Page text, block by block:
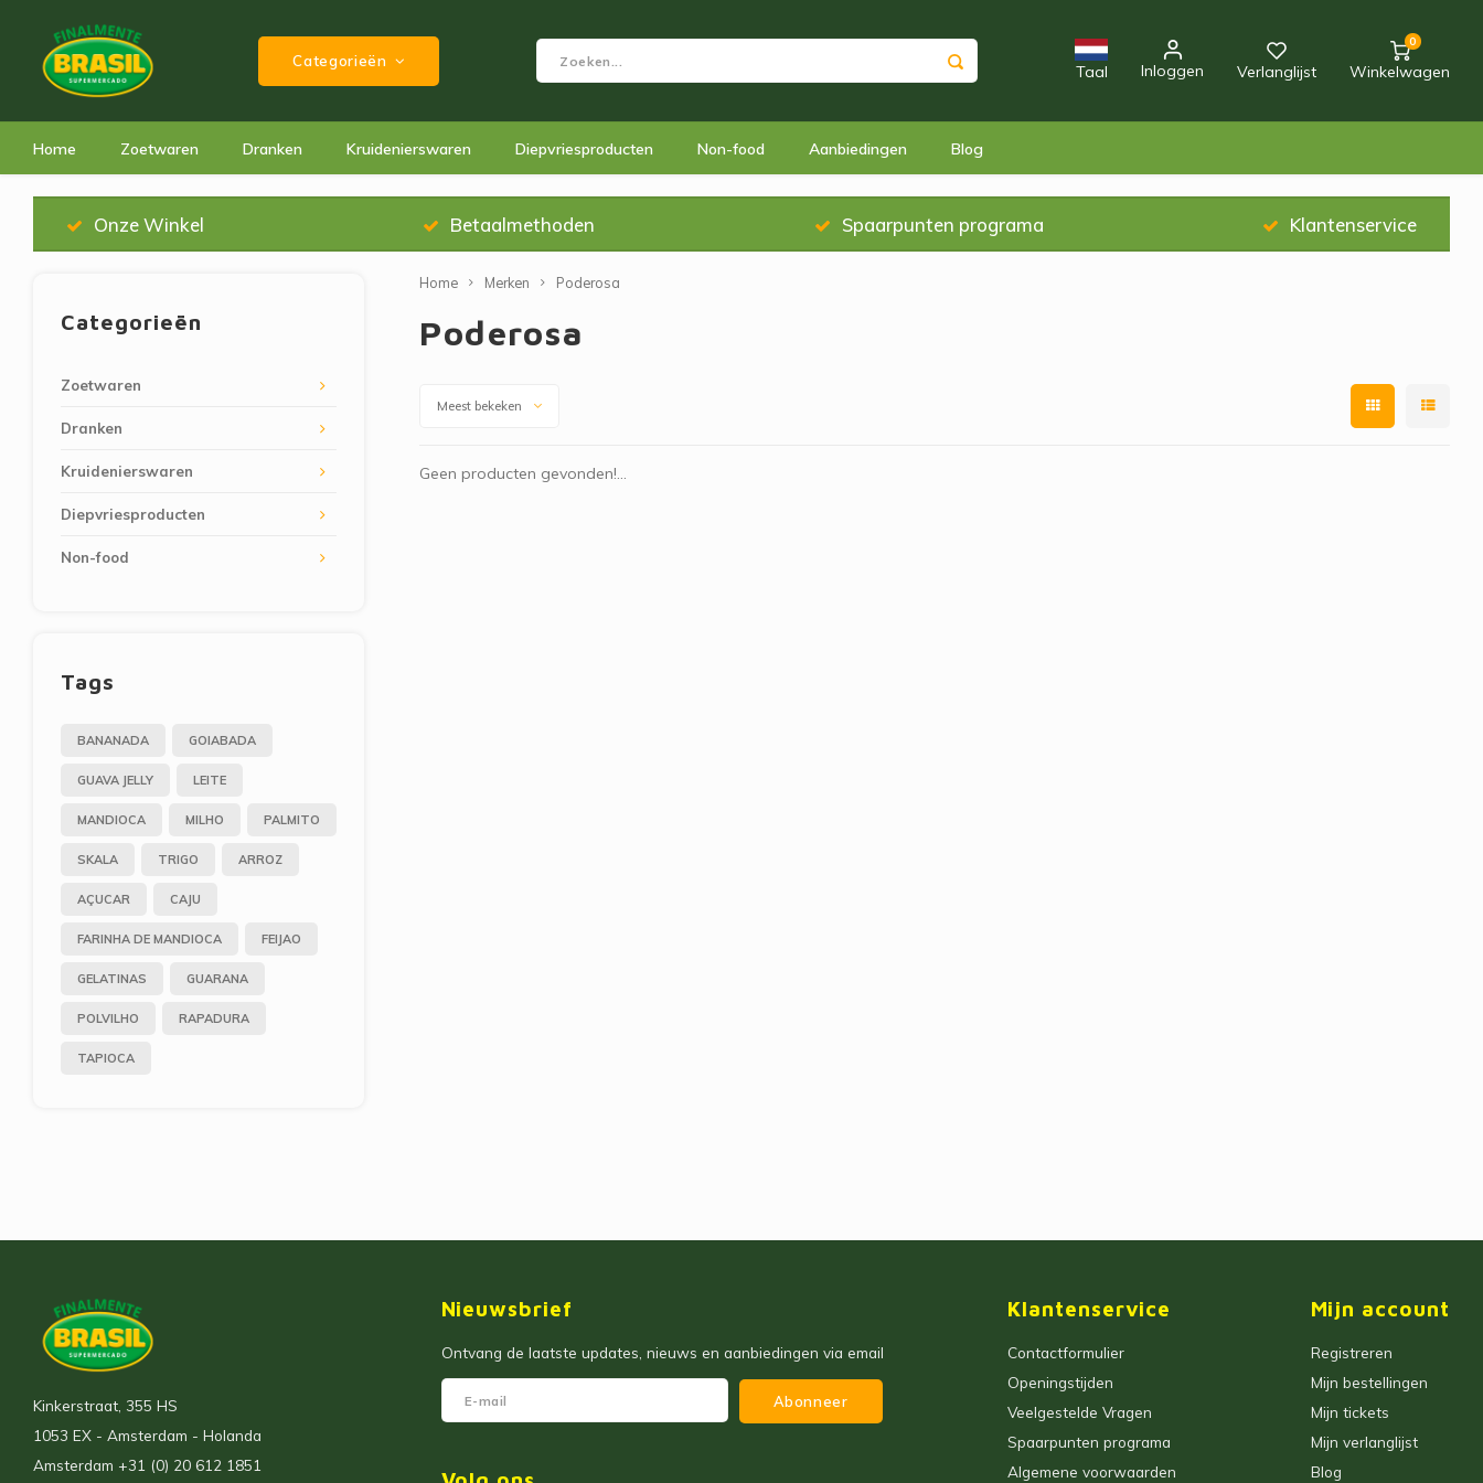
Categorieën
Taal Inloggen Verlanglijst
0
Winkelwagen
Home Zoetwaren Dranken Kruidenierswaren Diepvriesproducten Non-food Aanbiedingen Blog
Onze Winkel Betaalmethoden Spaarpunten programa Klantenservice
Categorieën
Zoetwaren
Dranken
Kruidenierswaren
Diepvriesproducten
Non-food
Tags
BANANADA GOIABADA
GUAVA JELLY LEITE
MANDIOCA MILHO PALMITO
SKALA TRIGO ARROZ
AÇUCAR CAJU
FARINHA DE MANDIOCA FEIJAO
GELATINAS GUARANA
POLVILHO RAPADURA
TAPIOCA
Home Merken Poderosa
Poderosa
Meest bekeken
Geen producten gevonden!...
Kinkerstraat, 355 HS
1053 EX - Amsterdam - Holanda
Amsterdam +31 (0) 20 612 1851
Nieuwsbrief
Ontvang de laatste updates, nieuws en aanbiedingen via email
Abonneer
Klantenservice
Contactformulier
Openingstijden
Veelgestelde Vragen
Spaarpunten programa
Algemene voorwaarden
Mijn account
Registreren
Mijn bestellingen
Mijn tickets
Mijn verlanglijst
Blog